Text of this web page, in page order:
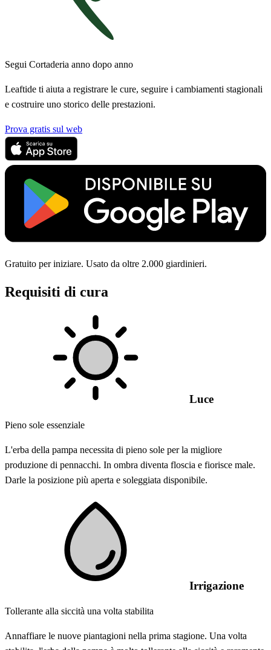
Segui Cortaderia anno dopo anno
Leaftide ti aiuta a registrare le cure, seguire i cambiamenti stagionali
e costruire uno storico delle prestazioni.
Prova gratis sul web
Gratuito per iniziare. Usato da oltre 2.000 giardinieri.
Requisiti di cura
Luce
Pieno sole essenziale
L'erba della pampa necessita di pieno sole per la migliore
produzione di pennacchi. In ombra diventa floscia e fiorisce male.
Darle la posizione più aperta e soleggiata disponibile.
Irrigazione
Tollerante alla siccità una volta stabilita
Annaffiare le nuove piantagioni nella prima stagione. Una volta